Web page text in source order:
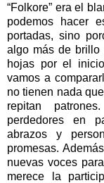
“Folkore” era el
podemos hacer
portadas, sino
algo más de brillo
hojas por el
vamos a
no tienen nada
repitan
perdedores en
abrazos y
promesas.
nuevas voces
merece la